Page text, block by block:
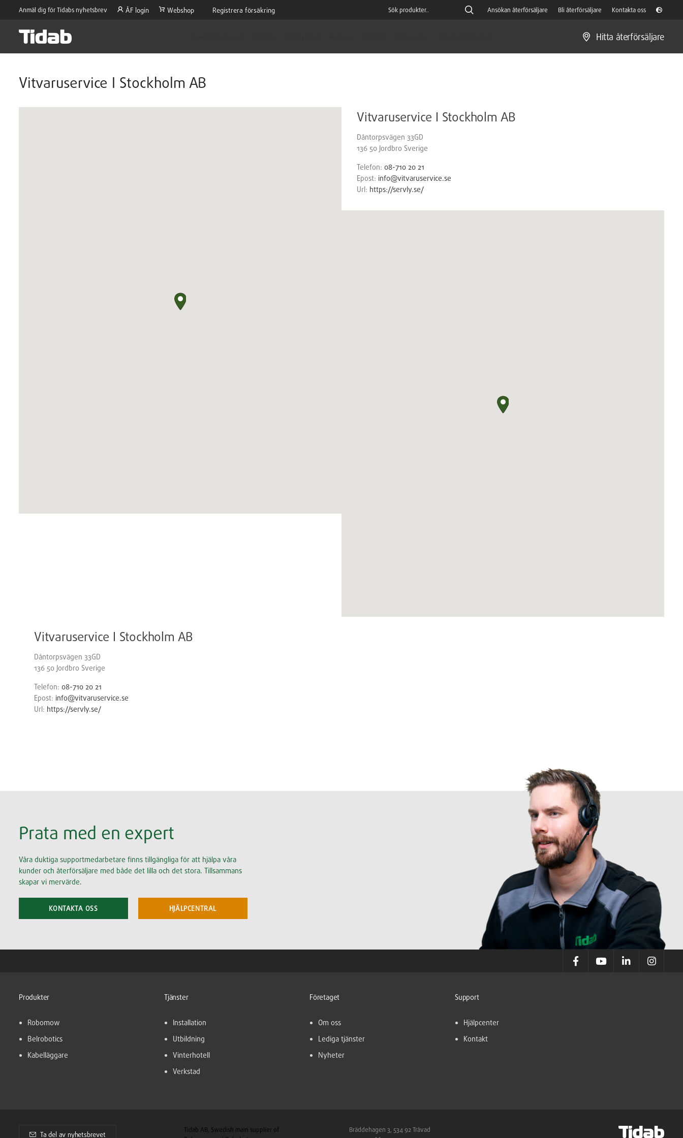
Anmäl dig för Tidabs nyhetsbrev ÅF login Webshop Registrera försäkring Ansökan återförsäljare Bli återförsäljare Kontakta oss
Hitta återförsäljare
Vitvaruservice I Stockholm AB
Vitvaruservice I Stockholm AB
Dåntorpsvägen 33GD
136 50 Jordbro Sverige
Telefon: 08-710 20 21
Epost: info@vitvaruservice.se
Url: https://servly.se/
Vitvaruservice I Stockholm AB
Dåntorpsvägen 33GD
136 50 Jordbro Sverige
Telefon: 08-710 20 21
Epost: info@vitvaruservice.se
Url: https://servly.se/
Prata med en expert
Våra duktiga supportmedarbetare finns tillgängliga för att hjälpa våra
kunder och återförsäljare med både det lilla och det stora. Tillsammans
skapar vi mervärde.
KONTAKTA OSS HJÄLPCENTRAL
Produkter
Robomow
Belrobotics
Kabelläggare
Tjänster
Installation
Utbildning
Vinterhotell
Verkstad
Företaget
Om oss
Lediga tjänster
Nyheter
Support
Hjälpcenter
Kontakt
Ta del av nyhetsbrevet
Tidab AB, Swedish main supplier of
Bräddehagen 3, 534 92 Tråvad